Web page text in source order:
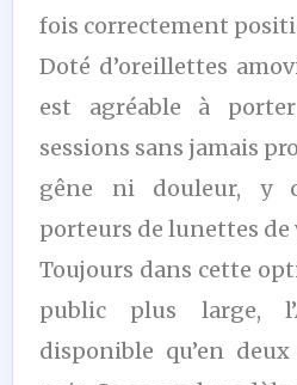
fois correctement
Doté d’oreillettes
est agréable à
sessions sans jamais
gêne ni douleur, y
porteurs de lunettes de
Toujours dans cette
public plus large,
disponible qu’en